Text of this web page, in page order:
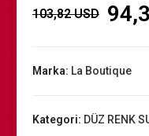
103,82 USD
Marka: La Boutique
Kategori: DÜZ RENK